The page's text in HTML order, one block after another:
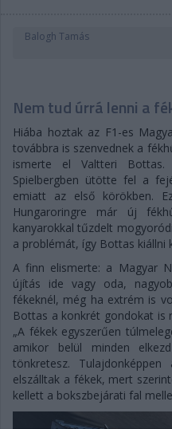
Balogh Tamás
Nem tud úrrá lenni a
Hiába hoztak az F1-es
továbbra is szenvednek a
ismerte el Valtteri Bottas.
Spielbergben ütötte fel a
emiatt az első körökben.
Hungaroringre már új
kanyarokkal tűzdelt
a problémát, így Bottas kiállni
A finn elismerte: a Magyar
újítás ide vagy oda,
fékeknél, még ha extrém is
Bottas a konkrét gondokat is
„A fékek egyszerűen
amikor belül minden
tönkretesz.
elszálltak a fékek, mert
kellett a bokszbejárati fal